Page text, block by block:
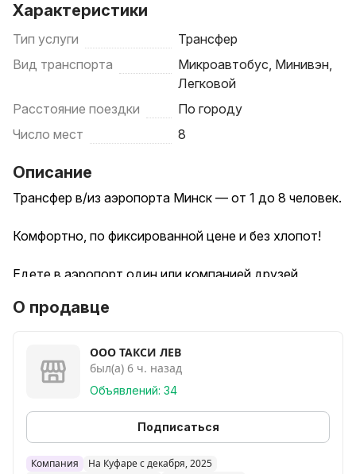
Характеристики
Тип услуги
Трансфер
Вид транспорта
Микроавтобус, Минивэн,
Легковой
Расстояние поездки
По городу
Число мест
8
Описание
Трансфер в/из аэропорта Минск — от 1 до 8 человек.
Комфортно, по фиксированной цене и без хлопот!
Едете в аэропорт один или компанией друзей,
такси и долгих ожиданиях. Наш сервис предлагает
автомобиль для себя или вашей группы, а мы
обеспечиваем надёжность и комфорт.
Мы понимаем, что поездки бывают разными.
Поэтому предлагаем разные автомобили. которые
подбираем исходя из количества пассажиров и
объема багажа.
О продавце
ООО ТАКСИ ЛЕВ
был(а) 6 ч. назад
Объявлений: 34
Подписаться
Компания
На Куфаре с декабря, 2025